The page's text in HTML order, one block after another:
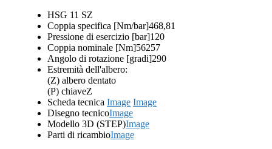
HSG 11 SZ
Coppia specifica [Nm/bar]468,81
Pressione di esercizio [bar]120
Coppia nominale [Nm]56257
Angolo di rotazione [gradi]290
Estremità dell'albero:
(Z) albero dentato
(P) chiaveZ
Scheda tecnica Image Image
Disegno tecnicoImage
Modello 3D (STEP)Image
Parti di ricambioImage